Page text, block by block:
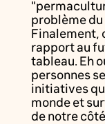
problème
Finalement,
rapport au
tableau. Eh
personnes
initiatives
monde et
de notre